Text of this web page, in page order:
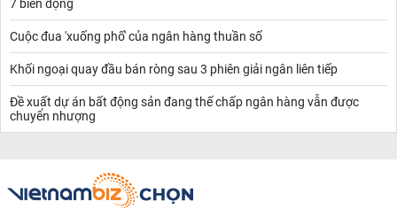
7 biến động
Cuộc đua 'xuống phố' của ngân hàng thuần số
Khối ngoại quay đầu bán ròng sau 3 phiên giải ngân liên tiếp
Đề xuất dự án bất động sản đang thế chấp ngân hàng vẫn được
chuyển nhượng